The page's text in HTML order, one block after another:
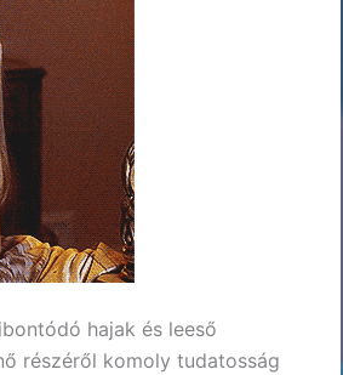
hajak és leeső
részéről komoly tudatosság